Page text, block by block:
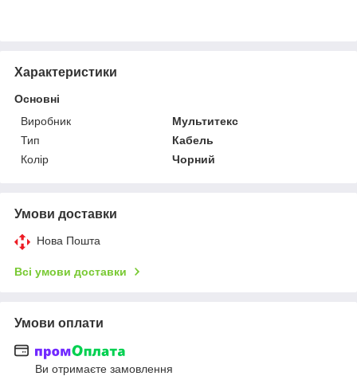
Характеристики
Основні
Виробник
Мультитекс
Тип
Кабель
Колір
Чорний
Умови доставки
Нова Пошта
Всі умови доставки
Умови оплати
Ви отримаєте замовлення